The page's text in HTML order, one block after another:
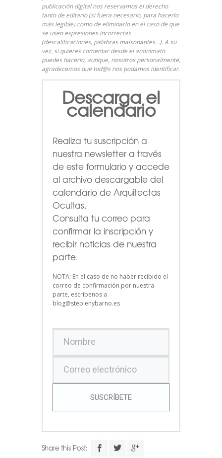
publicación digital nos reservamos el derecho
tanto de editarlo (si fuera necesario, para hacerlo
más legible) como de eliminarlo en el caso de que
se usen expresiones incorrectas
(descalificaciones, palabras malsonantes…). A su
vez, si quieres comentar desde el anonimato
puedes hacerlo, aunque, nosotros personalmente,
agradecemos que tod@s nos podamos identificar.
Descarga el
calendario
Realiza tu suscripción a
nuestra newsletter a través
de este formulario y accede
al archivo descargable del
calendario de Arquitectas
Ocultas.
Consulta tu correo para
confirmar la inscripción y
recibir noticias de nuestra
parte.
NOTA: En el caso de no haber recibido el
correo de confirmación por nuestra
parte, escríbenos a
blog@stepienybarno.es
SUSCRÍBETE
Share this Post: